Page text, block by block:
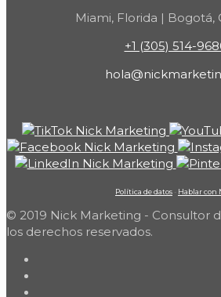
Miami, Florida | Bogotá,
+1 (305) 514-
Política de datos - Hablar con
© 2019 Nick Marketing - Consultor
los derechos reservados.